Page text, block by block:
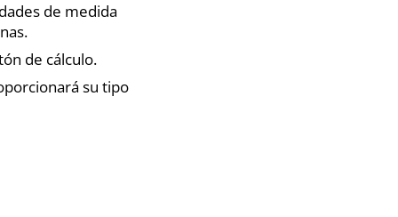
de medida
de cálculo.
su tipo